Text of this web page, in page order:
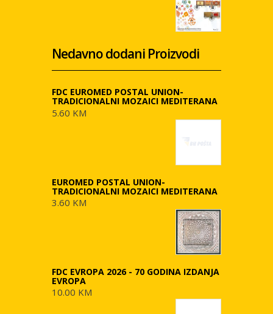
Nedavno dodani Proizvodi
FDC EUROMED POSTAL UNION-
TRADICIONALNI MOZAICI MEDITERANA
5.60 KM
EUROMED POSTAL UNION-
TRADICIONALNI MOZAICI MEDITERANA
3.60 KM
FDC EVROPA 2026 - 70 GODINA IZDANJA
EVROPA
10.00 KM